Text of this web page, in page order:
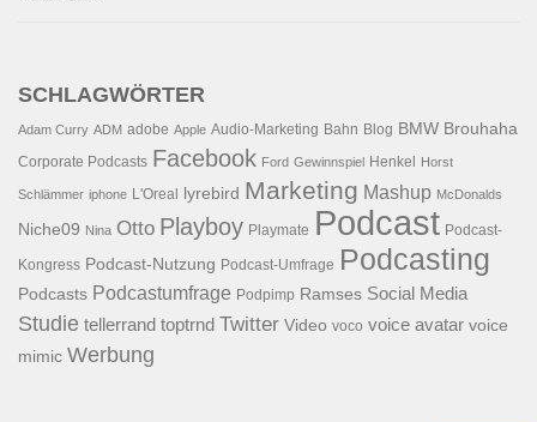
SCHLAGWÖRTER
Adam Curry ADM adobe Apple Audio-Marketing Bahn Blog BMW Brouhaha
Corporate Podcasts Facebook Ford Gewinnspiel Henkel Horst
Schlämmer iphone L'Oreal lyrebird Marketing Mashup McDonalds
Niche09 Nina Otto Playboy Playmate Podcast Podcast-
Kongress Podcast-Nutzung Podcast-Umfrage Podcasting
Podcasts Podcastumfrage Podpimp Ramses Social Media
Studie tellerrand toptrnd Twitter Video voco voice avatar voice
mimic Werbung